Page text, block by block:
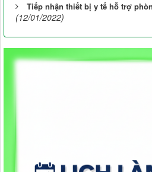
Tiếp nhận thiết bị y tế hỗ trợ
(12/01/2022)